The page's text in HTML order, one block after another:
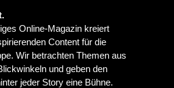
Online-Magazin kreiert
Content für die
Wir betrachten Themen aus
und geben den
jeder Story eine Bühne.